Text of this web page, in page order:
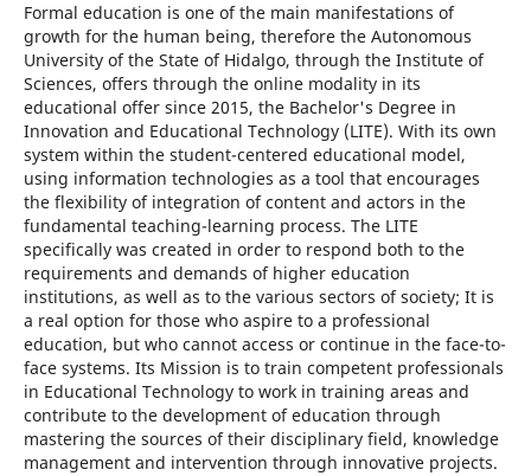
Formal education is one of the main manifestations of
growth for the human being, therefore the Autonomous
University of the State of Hidalgo, through the Institute of
Sciences, offers through the online modality in its
educational offer since 2015, the Bachelor's Degree in
Innovation and Educational Technology (LITE). With its own
system within the student-centered educational model,
using information technologies as a tool that encourages
the flexibility of integration of content and actors in the
fundamental teaching-learning process. The LITE
specifically was created in order to respond both to the
requirements and demands of higher education
institutions, as well as to the various sectors of society; It is
a real option for those who aspire to a professional
education, but who cannot access or continue in the face-to-
face systems. Its Mission is to train competent professionals
in Educational Technology to work in training areas and
contribute to the development of education through
mastering the sources of their disciplinary field, knowledge
management and intervention through innovative projects.